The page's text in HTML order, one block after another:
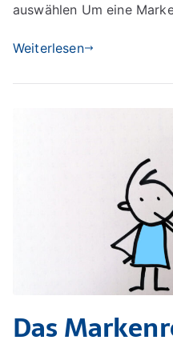
auswählen Um eine
Weiterlesen
Das